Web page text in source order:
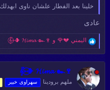
خلينا بعد الفطار علشان ناوى ابهدلك
عادى
ت
ف
ا
ع
ل
اليمني 💔🌹 و 𝄟⑅⃝❥ 𝓗𝓲𝓶𝓪 ๛🍷
𝄟⑅⃝❥ 𝓗𝓲𝓶𝓪 ๛🍷
ملهم برودينا سهراوى خبير